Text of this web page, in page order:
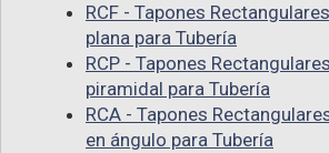
RCF - Tapones
plana para Tubería
RCP - Tapones
piramidal para Tubería
RCA - Tapones
en ángulo para Tubería